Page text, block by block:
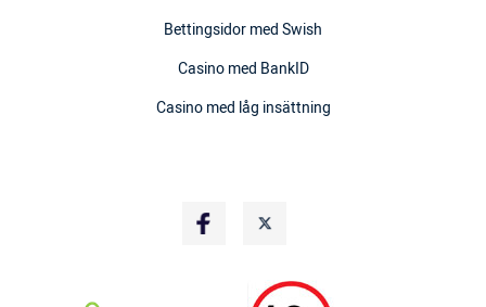
Bettingsidor med Swish
Casino med BankID
Casino med låg insättning